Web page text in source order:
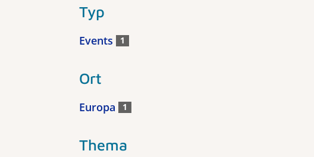
Typ
Events 1
Ort
Europa 1
Thema